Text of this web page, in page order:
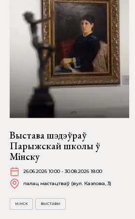
Выстава шэдэўраў
Парыжскай школы ў
Мінску
26.06.2026 10:00 - 30.08.2026 18:00
палац мастацтваў (вул. Казлова, 3)
МІНСК ВЫСТАВЫ